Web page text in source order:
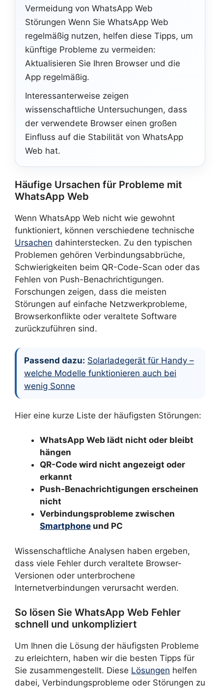
Vermeidung von WhatsApp Web
Störungen Wenn Sie WhatsApp Web
regelmäßig nutzen, helfen diese Tipps, um
künftige Probleme zu vermeiden:
Aktualisieren Sie Ihren Browser und die
App regelmäßig.
Interessanterweise zeigen
wissenschaftliche Untersuchungen, dass
der verwendete Browser einen großen
Einfluss auf die Stabilität von WhatsApp
Web hat.
Häufige Ursachen für Probleme mit
WhatsApp Web
Wenn WhatsApp Web nicht wie gewohnt
funktioniert, können verschiedene technische
Ursachen dahinterstecken. Zu den typischen
Problemen gehören Verbindungsabbrüche,
Schwierigkeiten beim QR-Code-Scan oder das
Fehlen von Push-Benachrichtigungen.
Forschungen zeigen, dass die meisten
Störungen auf einfache Netzwerkprobleme,
Browserkonflikte oder veraltete Software
zurückzuführen sind.
Passend dazu: Solarladegerät für Handy –
welche Modelle funktionieren auch bei
wenig Sonne
Hier eine kurze Liste der häufigsten Störungen:
WhatsApp Web lädt nicht oder bleibt
hängen
QR-Code wird nicht angezeigt oder
erkannt
Push-Benachrichtigungen erscheinen
nicht
Verbindungsprobleme zwischen
Smartphone und PC
Wissenschaftliche Analysen haben ergeben,
dass viele Fehler durch veraltete Browser-
Versionen oder unterbrochene
Internetverbindungen verursacht werden.
So lösen Sie WhatsApp Web Fehler
schnell und unkompliziert
Um Ihnen die Lösung der häufigsten Probleme
zu erleichtern, haben wir die besten Tipps für
Sie zusammengestellt. Diese Lösungen helfen
dabei, Verbindungsprobleme oder Störungen zu